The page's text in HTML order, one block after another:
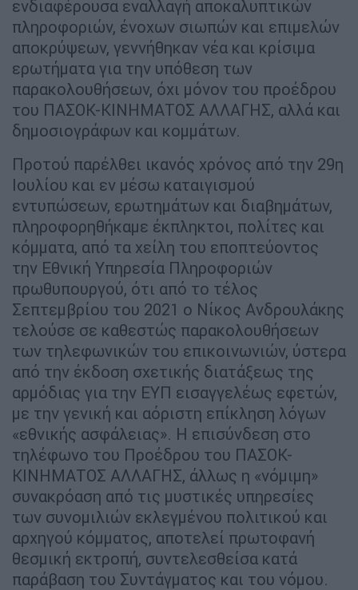
ενδιαφέρουσα εναλλαγή αποκαλυπτικών
πληροφοριών, ένοχων σιωπών και επιμελών
αποκρύψεων, γεννήθηκαν νέα και κρίσιμα
ερωτήματα για την υπόθεση των
παρακολουθήσεων, όχι μόνον του προέδρου
του ΠΑΣΟΚ-ΚΙΝΗΜΑΤΟΣ ΑΛΛΑΓΗΣ, αλλά και
δημοσιογράφων και κομμάτων.
Προτού παρέλθει ικανός χρόνος από την 29η
Ιουλίου και εν μέσω καταιγισμού
εντυπώσεων, ερωτημάτων και διαβημάτων,
πληροφορηθήκαμε έκπληκτοι, πολίτες και
κόμματα, από τα χείλη του εποπτεύοντος
την Εθνική Υπηρεσία Πληροφοριών
πρωθυπουργού, ότι από το τέλος
Σεπτεμβρίου του 2021 ο Νίκος Ανδρουλάκης
τελούσε σε καθεστώς παρακολουθήσεων
των τηλεφωνικών του επικοινωνιών, ύστερα
από την έκδοση σχετικής διατάξεως της
αρμόδιας για την ΕΥΠ εισαγγελέως εφετών,
με την γενική και αόριστη επίκληση λόγων
«εθνικής ασφάλειας». Η επισύνδεση στο
τηλέφωνο του Προέδρου του ΠΑΣΟΚ-
ΚΙΝΗΜΑΤΟΣ ΑΛΛΑΓΗΣ, άλλως η «νόμιμη»
συνακρόαση από τις μυστικές υπηρεσίες
των συνομιλιών εκλεγμένου πολιτικού και
αρχηγού κόμματος, αποτελεί πρωτοφανή
θεσμική εκτροπή, συντελεσθείσα κατά
παράβαση του Συντάγματος και του νόμου.